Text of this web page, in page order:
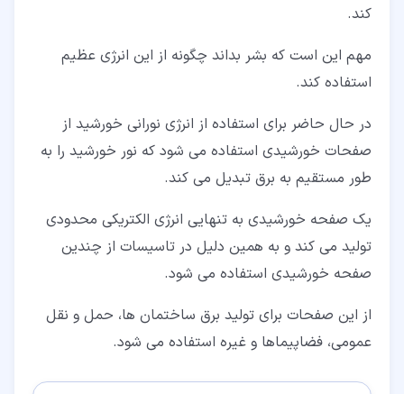
کند.
مهم این است که بشر بداند چگونه از این انرژی عظیم
استفاده کند.
در حال حاضر برای استفاده از انرژی نورانی خورشید از
صفحات خورشیدی استفاده می شود که نور خورشید را به
طور مستقیم به برق تبدیل می کند.
یک صفحه خورشیدی به تنهایی انرژی الکتریکی محدودی
تولید می کند و به همین دلیل در تاسیسات از چندین
صفحه خورشیدی استفاده می شود.
از این صفحات برای تولید برق ساختمان ها، حمل و نقل
عمومی، فضاپیماها و غیره استفاده می شود.